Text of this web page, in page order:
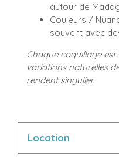
autour de
Couleurs /
souvent avec
Chaque coquillage
variations naturelles
rendent singulier.
Location